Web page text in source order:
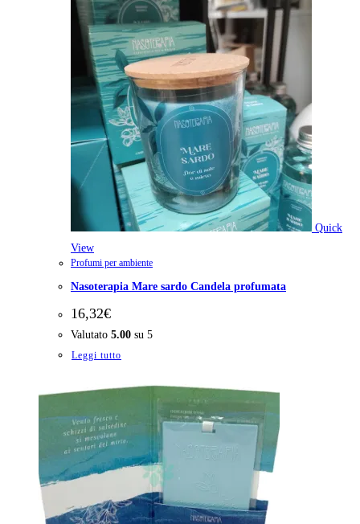
Quick
View
Profumi per ambiente
Nasoterapia Mare sardo Candela profumata
16,32€
Valutato 5.00 su 5
Leggi tutto